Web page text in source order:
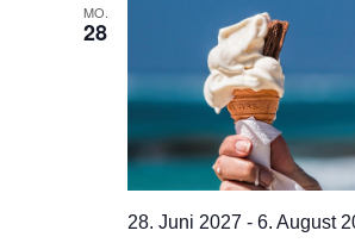
MO.
28
28. Juni 2027 -6. August